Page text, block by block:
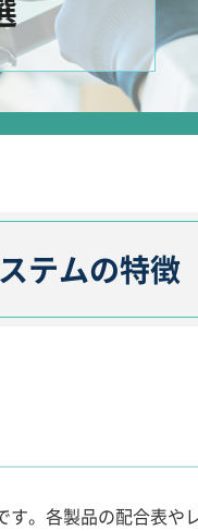
テムの特徴
。各製品の配合表や